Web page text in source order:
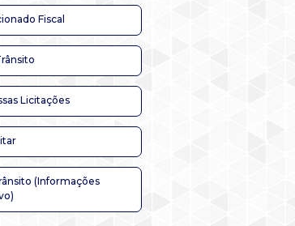
Fiscal
Licitações
(Informações